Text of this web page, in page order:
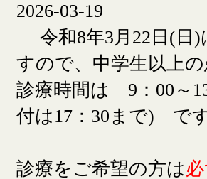
2026-03-19
令和8年3月22日(日)
すので、中学生以上
診療時間は 9：00～
付は17：30まで) です
診療をご希望の方は